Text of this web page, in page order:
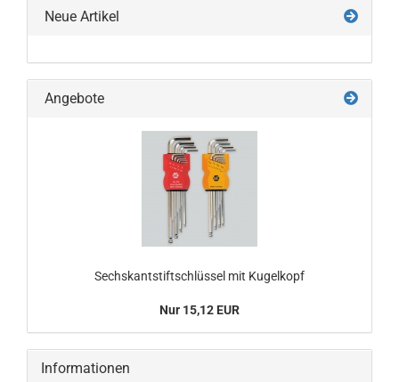
Neue Artikel
Angebote
Sechskantstiftschlüssel mit Kugelkopf
Nur 15,12 EUR
Informationen